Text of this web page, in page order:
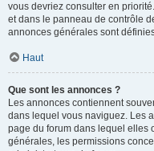
vous devriez consulter en
et dans le panneau de contrôle
annonces générales sont
Haut
Que sont les annonces ?
Les annonces contiennent
dans lequel vous naviguez. Les
page du forum dans lequel elles
générales, les permissions